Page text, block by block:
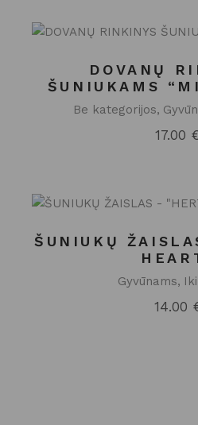
DOVANŲ
ŠUNIUKAMS
Be kategorijos
17.00
ŠUNIUKŲ
Gyvūnams
14.00